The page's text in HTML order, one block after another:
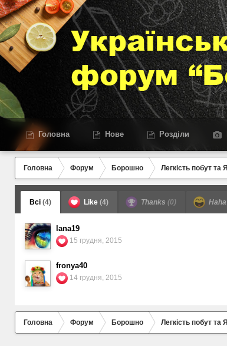
Головна Нове Розділи
Головна Форум Борошно Легкість побут та Я
Всі (4) Like (4) Thanks (0) Haha
lana19
15 грудня, 2015
fronya40
14 грудня, 2015
Головна Форум Борошно Легкість побут та Я